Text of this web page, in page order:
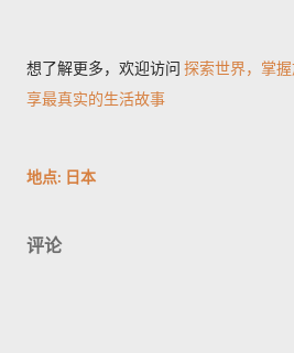
想了解更多，欢迎访问 探索世界，掌
享最真实的生活故事
地点: 日本
评论